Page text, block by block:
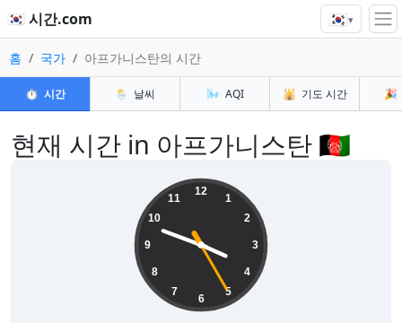
🇰🇷 시간.com 🇰🇷▾
홈 국가 아프가니스탄의 시간
⏱️ 시간 🌦️ 날씨 🌬️ AQI 🕌 기도 시간 🎉
현재 시간 in 아프가니스탄 🇦🇫
12
1
2
3
4
5
6
7
8
9
10
11